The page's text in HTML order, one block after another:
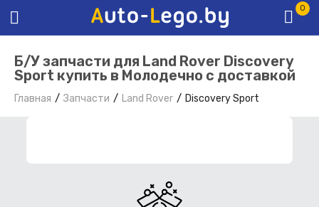
0
Б/У запчасти для Land Rover Discovery
Sport купить в Молодечно с доставкой
Главная Запчасти Land Rover Discovery Sport